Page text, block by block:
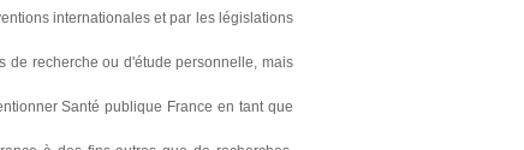
internationales et par les législations
de recherche ou d'étude personnelle, mais
Santé publique France en tant que